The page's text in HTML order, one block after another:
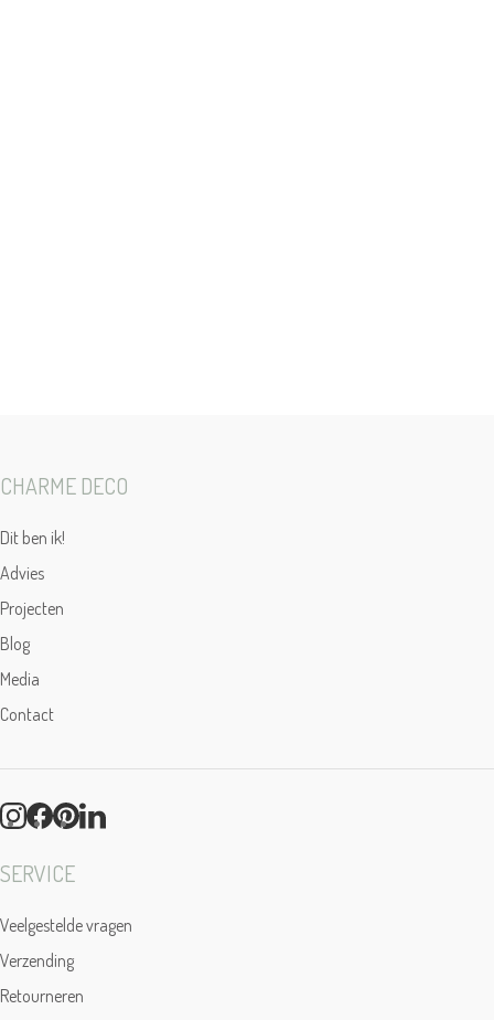
CHARME DECO
Dit ben ik!
Advies
Projecten
Blog
Media
Contact
SERVICE
Veelgestelde vragen
Verzending
Retourneren